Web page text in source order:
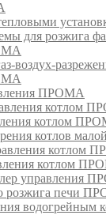
для розжига
воздух-
ПРОМА
котлом
котлом
котлов
котлом
котлом
управления
розжига печи
водогрейным